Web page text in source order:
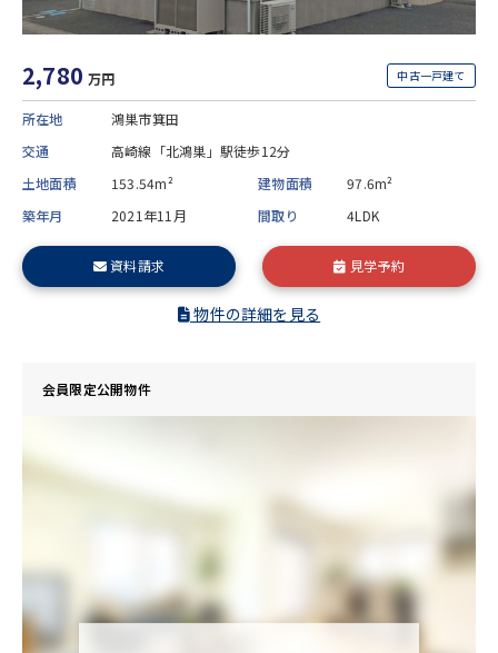
2,780 万円 中古一戸建て
所在地
鴻巣市箕田
交通
高崎線「北鴻巣」駅徒歩12分
土地面積
153.54m² 建物面積
97.6m²
築年月
2021年11月 間取り 4LDK
資料請求 見学予約
物件の詳細を見る
会員限定公開物件